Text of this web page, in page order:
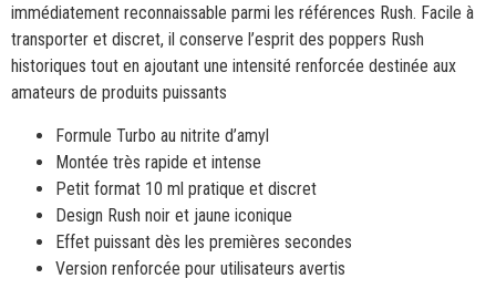
immédiatement reconnaissable parmi les références Rush. Facile à
transporter et discret, il conserve l’esprit des poppers Rush
historiques tout en ajoutant une intensité renforcée destinée aux
amateurs de produits puissants
Formule Turbo au nitrite d’amyl
Montée très rapide et intense
Petit format 10 ml pratique et discret
Design Rush noir et jaune iconique
Effet puissant dès les premières secondes
Version renforcée pour utilisateurs avertis